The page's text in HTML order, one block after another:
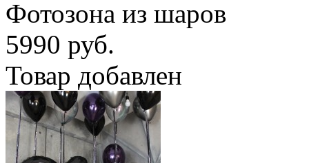
Фотозона из шаров
5990 руб.
Товар добавлен